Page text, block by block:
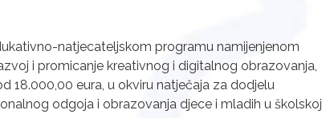
natjecateljskom programu namijenjenom
i promicanje kreativnog i digitalnog obrazovanja,
18.000,00 eura, u okviru natječaja za dodjelu
odgoja i obrazovanja djece i mladih u školskoj